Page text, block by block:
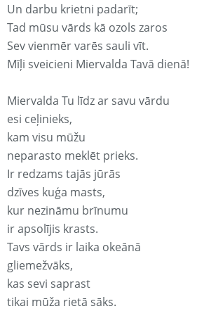
Un darbu krietni padarīt;
Tad mūsu vārds kā ozols zaros
Sev vienmēr varēs sauli vīt.
Mīļi sveicieni Miervalda Tavā dienā!
Miervalda Tu līdz ar savu vārdu
esi ceļinieks,
kam visu mūžu
neparasto meklēt prieks.
Ir redzams tajās jūrās
dzīves kuģa masts,
kur nezināmu brīnumu
ir apsolījis krasts.
Tavs vārds ir laika okeānā
gliemežvāks,
kas sevi saprast
tikai mūža rietā sāks.